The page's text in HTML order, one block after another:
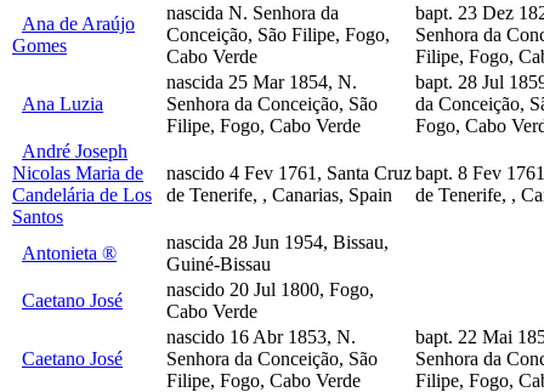
Ana de Araújo
Gomes
nascida N. Senhora da
Conceição, São Filipe, Fogo,
Cabo Verde
bapt. 23 Dez
Senhora da
Filipe, Fogo,
Ana Luzia
nascida 25 Mar 1854, N.
Senhora da Conceição, São
Filipe, Fogo, Cabo Verde
bapt. 28 Jul
da Conceição,
Fogo, Cabo
André Joseph
Nicolas Maria de
Candelária de Los
Santos
nascido 4 Fev 1761, Santa Cruz
de Tenerife, , Canarias, Spain
bapt. 8 Fev
de Tenerife, ,
Antonieta ®
nascida 28 Jun 1954, Bissau,
Guiné-Bissau
Caetano José
nascido 20 Jul 1800, Fogo,
Cabo Verde
Caetano José
nascido 16 Abr 1853, N.
Senhora da Conceição, São
Filipe, Fogo, Cabo Verde
bapt. 22 Mai
Senhora da
Filipe, Fogo,